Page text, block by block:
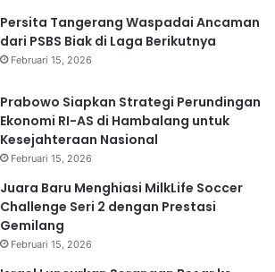
Persita Tangerang Waspadai Ancaman
dari PSBS Biak di Laga Berikutnya
Februari 15, 2026
Prabowo Siapkan Strategi Perundingan
Ekonomi RI-AS di Hambalang untuk
Kesejahteraan Nasional
Februari 15, 2026
Juara Baru Menghiasi MilkLife Soccer
Challenge Seri 2 dengan Prestasi
Gemilang
Februari 15, 2026